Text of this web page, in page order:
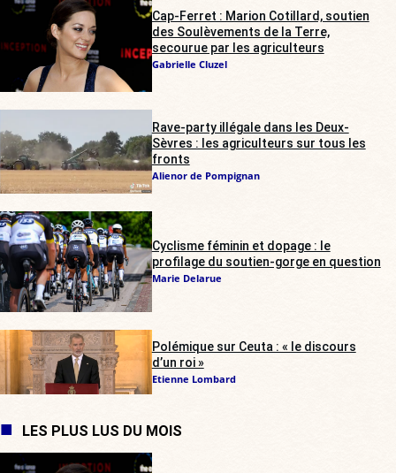
Cap-Ferret : Marion Cotillard, soutien
des Soulèvements de la Terre,
secourue par les agriculteurs
Gabrielle Cluzel
Rave-party illégale dans les Deux-
Sèvres : les agriculteurs sur tous les
fronts
Alienor de Pompignan
Cyclisme féminin et dopage : le
profilage du soutien-gorge en question
Marie Delarue
Polémique sur Ceuta : « le discours
d’un roi »
Etienne Lombard
LES PLUS LUS DU MOIS